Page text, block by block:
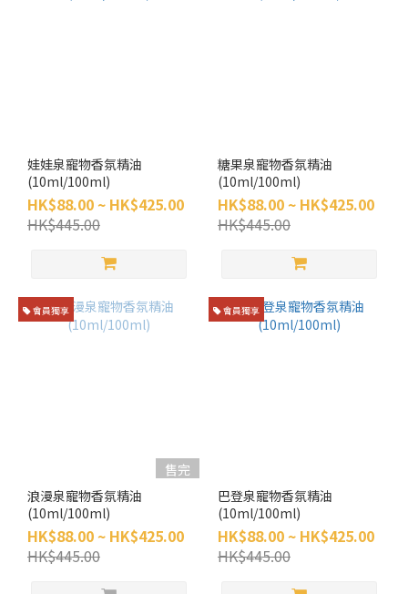
娃娃泉寵物香氛精油
(10ml/100ml)
HK$88.00 ~ HK$425.00
HK$445.00
糖果泉寵物香氛精油
(10ml/100ml)
HK$88.00 ~ HK$425.00
HK$445.00
會員獨享
售完
浪漫泉寵物香氛精油
(10ml/100ml)
HK$88.00 ~ HK$425.00
HK$445.00
會員獨享
巴登泉寵物香氛精油
(10ml/100ml)
HK$88.00 ~ HK$425.00
HK$445.00